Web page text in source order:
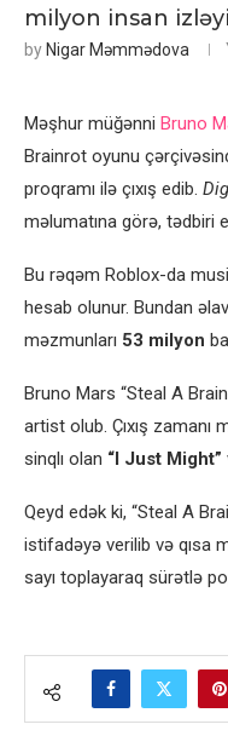
milyon insan
by Nigar Məmmədova
Məşhur müğənni Bruno
Brainrot oyunu
proqramı ilə çıxış edib.
məlumatına görə, tədbiri
Bu rəqəm Roblox-da
hesab olunur. Bundan
məzmunları 53 milyon
Bruno Mars “Steal A
artist olub. Çıxış zamanı
sinqlı olan “I Just Might”
Qeyd edək ki, “Steal A
istifadəyə verilib və qısa
sayı toplayaraq sürətlə